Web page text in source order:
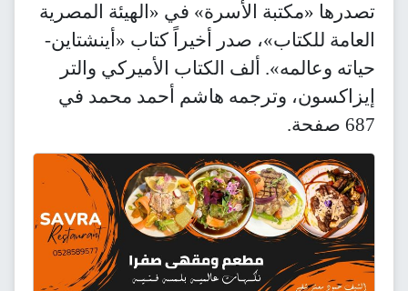
تصدرها «مكتبة الأسرة» في «الهيئة المصرية
العامة للكتاب»، صدر أخيراً كتاب «أينشتاين-
حياته وعالمه». ألف الكتاب الأميركي والتر
إيزاكسون، وترجمه هاشم أحمد محمد في
687 صفحة.